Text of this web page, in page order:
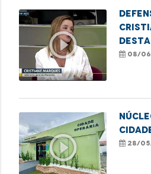
play_circle_outline 08/
play_circle_outline 28/